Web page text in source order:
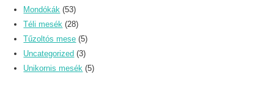
Mondókák (53)
Téli mesék (28)
Tűzoltós mese (5)
Uncategorized (3)
Unikornis mesék (5)